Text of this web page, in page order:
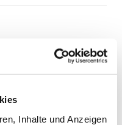
Inhalte und Anzeigen